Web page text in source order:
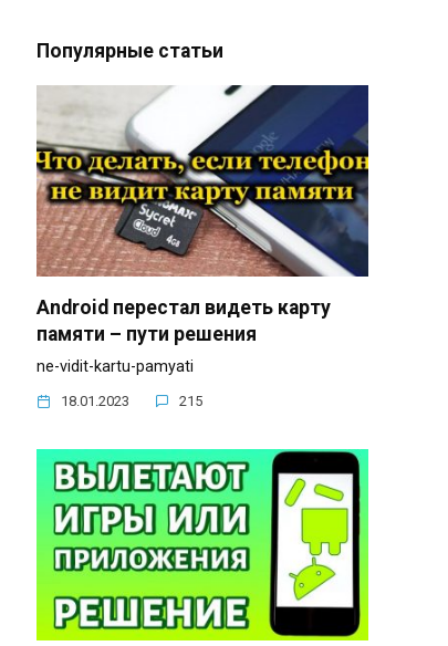
Популярные статьи
Android перестал видеть карту
памяти – пути решения
ne-vidit-kartu-pamyati
18.01.2023 215